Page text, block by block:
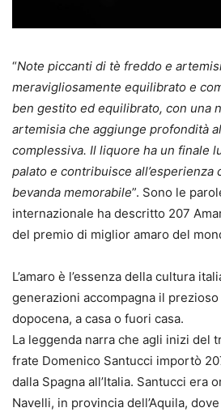
“Note piccanti di tè freddo e
meravigliosamente equilibrato e
ben gestito ed equilibrato, con una
artemisia che aggiunge profondità
complessiva. Il liquore ha un finale
palato e contribuisce all’esperienza
bevanda memorabile”. Sono le
internazionale ha descritto 207
del premio di miglior amaro del
L’amaro è l’essenza della cultura
generazioni accompagna il
dopocena, a casa o fuori casa.
La leggenda narra che agli inizi del
frate Domenico Santucci importò
dalla Spagna all’Italia. Santucci era
Navelli, in provincia dell’Aquila,